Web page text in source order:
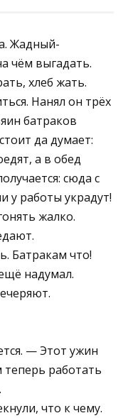
Жадный-
чём выгадать.
хлеб жать.
Нанял он трёх
батраков
да думает:
а в обед
сюда с
у работы украдут!
жалко.
Батракам что!
надумал.
— Этот ужин
теперь работать
что к чему.